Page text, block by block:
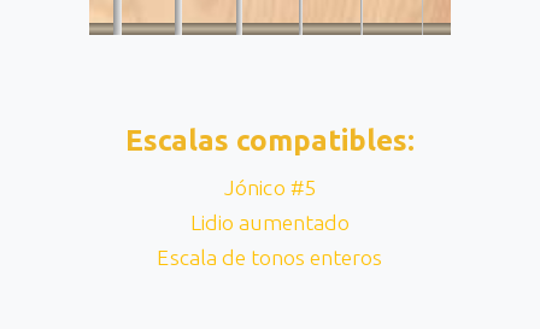
Escalas compatibles:
Jónico #5
Lidio aumentado
Escala de tonos enteros